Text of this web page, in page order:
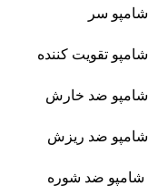
شامپو سر
شامپو تقویت کننده
شامپو ضد خارش
شامپو ضد ریزش
شامپو ضد شوره